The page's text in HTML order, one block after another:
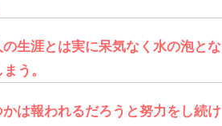
生涯とは実に呆気なく水の泡とな
う。
は報われるだろうと努力をし続け